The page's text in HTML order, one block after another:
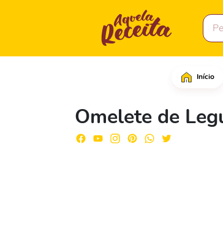
Início
Omelete de
Coloque a